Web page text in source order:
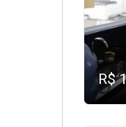
R$